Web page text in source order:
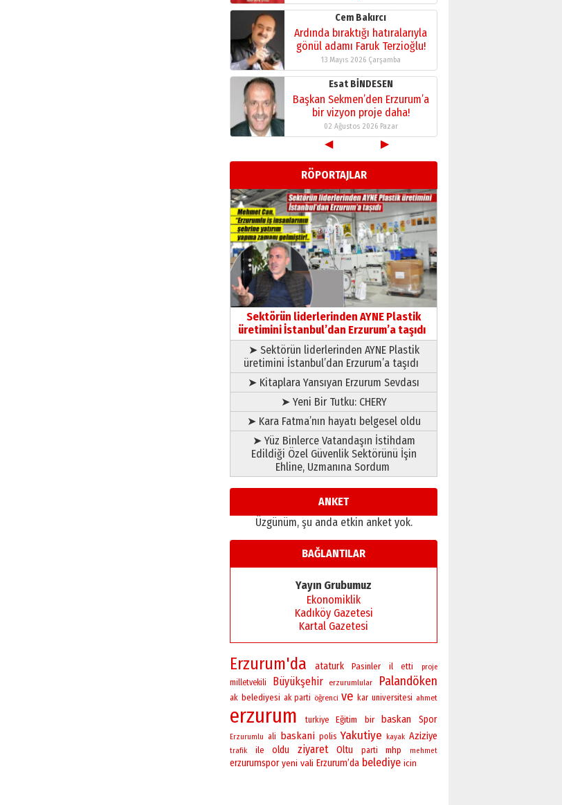
26 Mart 2026 Perşembe
Cem Bakırcı
Ardında bıraktığı hatıralarıyla
gönül adamı Faruk Terzioğlu!
13 Mayıs 2026 Çarşamba
Esat BİNDESEN
Başkan Sekmen’den Erzurum’a
bir vizyon proje daha!
02 Ağustos 2026 Pazar
Kadir SABUNCUOĞLU
Erzurumspor’un köşe taşları
29 Haziran 2026 Pazartesi
Kenan GÜLERCİ
Murat Şahsuvaroğlu ERKON’da
çıtayı yukarı taşırken,
yönetimdekiler aşağı
çekmemeli!
17 Şubat 2026 SalıOrhan BOZKURT
Bir fotoğraf, bir şehir, bir
gazeteci… Dizginler kimin
elinde?
31 Mart 2026 Salı
A. Berhan Yılmaz
BİR BÖLÜM DEĞİL, BİR ÖMÜR
SEÇİYORSUNUZ… “NEDEN
ATATÜRK ÜNİVERSİTESİ?”
28 Temmuz 2026 Salı
Ahmet Gökhan YAZICI
Ahmed Yesevi’den bir
Alperen… ”Reisimiz” idi…
Hakka yürüdü.!
26 Mart 2026 Perşembe
Ardında bıraktığı hatıralarıyla
13 Mayıs 2026 Çarşamba
Esat BİNDESEN
Başkan Sekmen’den Erzurum’a
bir vizyon proje daha!
02 Ağustos 2026 Pazar
◀ ▶
RÖPORTAJLAR
Sektörün liderlerinden AYNE Plastik
üretimini İstanbul’dan Erzurum’a taşıdı
➤ Sektörün liderlerinden AYNE Plastik
üretimini İstanbul’dan Erzurum’a taşıdı
➤ Kitaplara Yansıyan Erzurum Sevdası
➤ Yeni Bir Tutku: CHERY
➤ Kara Fatma’nın hayatı belgesel oldu
➤ Yüz Binlerce Vatandaşın İstihdam
Edildiği Özel Güvenlik Sektörünü İşin
Ehline, Uzmanına Sordum
ANKET
Üzgünüm, şu anda etkin anket yok.
BAĞLANTILAR
Yayın Grubumuz
Ekonomiklik
Kadıköy Gazetesi
Kartal Gazetesi
Erzurum'da ataturk Pasinler il etti proje
milletvekili Büyükşehir erzurumlular Palandöken
ak belediyesi ak parti öğrenci ve kar universitesi ahmet
erzurum turkiye Eğitim bir baskan Spor
Erzurumlu ali baskani polis Yakutiye kayak Aziziye
trafik ile oldu ziyaret Oltu parti mhp mehmet
erzurumspor yeni vali Erzurum’da belediye icin